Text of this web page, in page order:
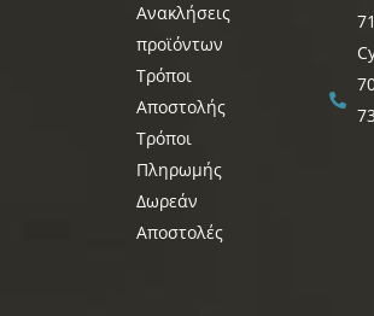
Ανακλήσεις
προϊόντων
Τρόποι
Αποστολής
Τρόποι
Πληρωμής
Δωρεάν
Αποστολές